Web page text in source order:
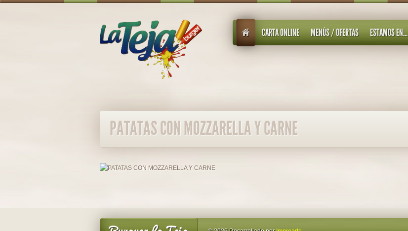
CARTA ONLINE MENÚS / OFERTAS ESTAMOS EN...
PATATAS CON MOZZARELLA Y CARNE